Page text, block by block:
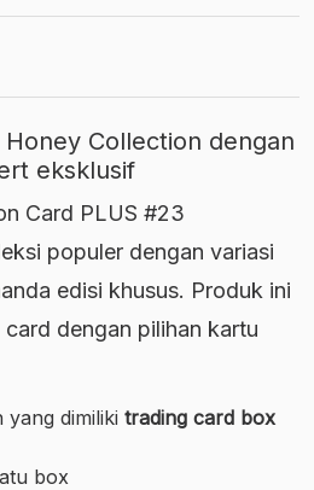
Collection dengan
eksklusif
Card PLUS #23
populer dengan variasi
edisi khusus. Produk ini
dengan pilihan kartu
dimiliki trading card box
box